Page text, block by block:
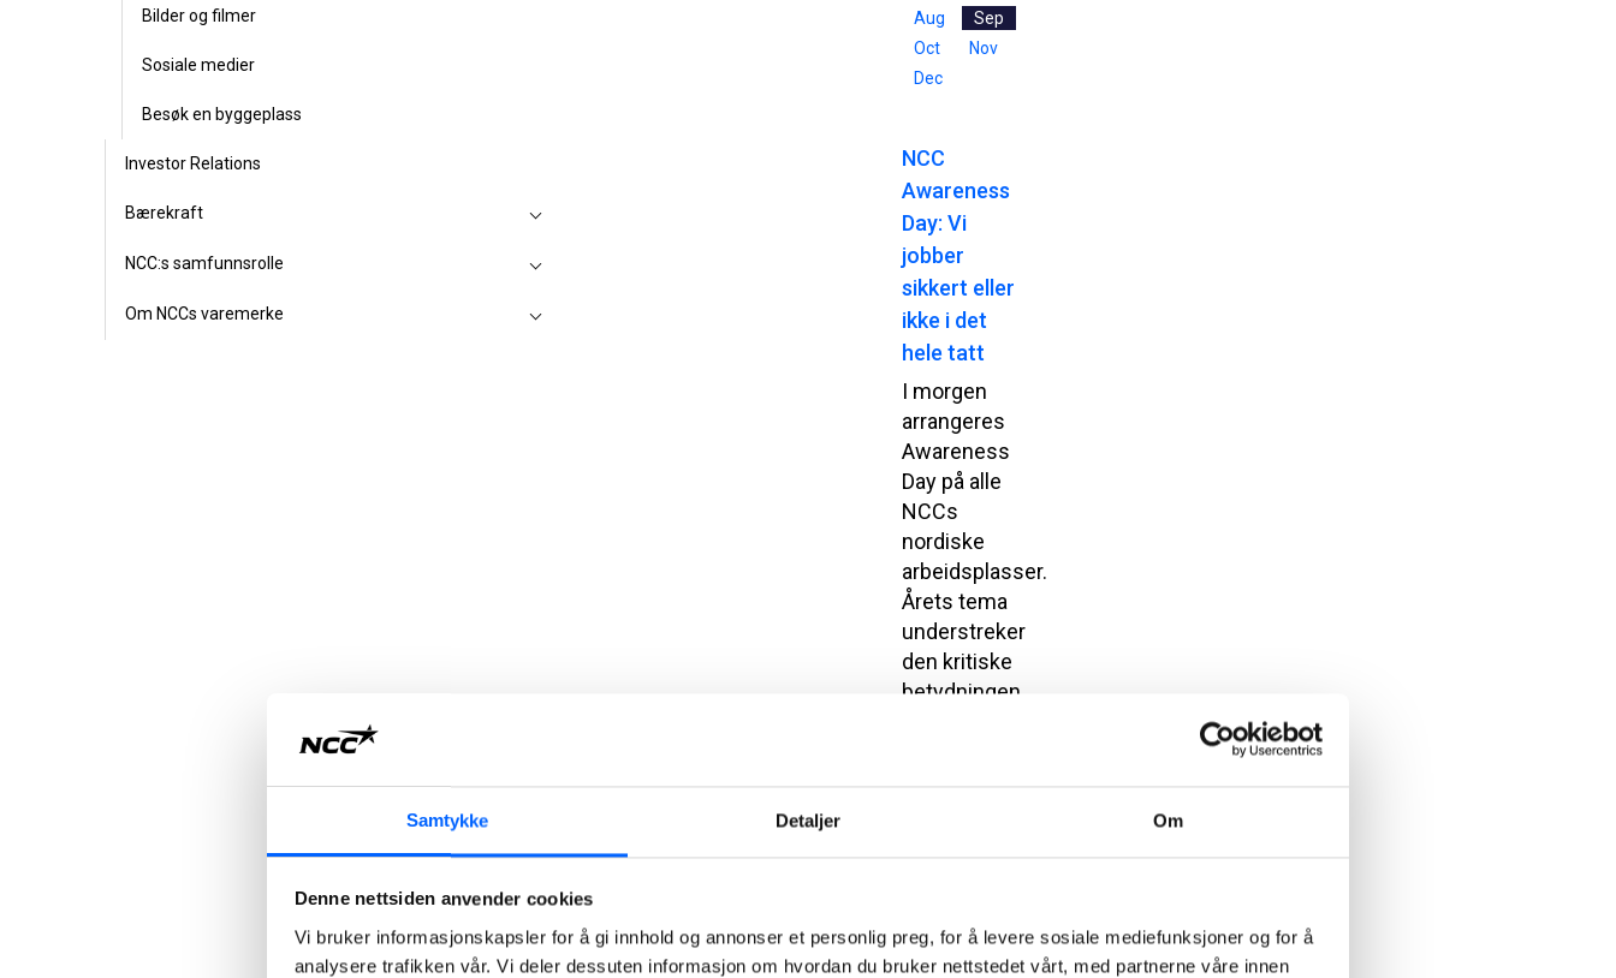
Samtykke Detaljer Om
Denne nettsiden anvender cookies
Vi bruker informasjonskapsler for å gi innhold og annonser et personlig preg, for å levere sosiale mediefunksjoner og for å
analysere trafikken vår. Vi deler dessuten informasjon om hvordan du bruker nettstedet vårt, med partnerne våre innen
Bilder og filmer
Sosiale medier
Besøk en byggeplass
Investor Relations
Bærekraft
NCC:s samfunnsrolle
Om NCCs varemerke
Aug
Sep
Oct
Nov
Dec
NCC
Awareness
Day: Vi
jobber
sikkert eller
ikke i det
hele tatt
I morgen
arrangeres
Awareness
Day på alle
NCCs
nordiske
arbeidsplasser.
Årets tema
understreker
den kritiske
betydningen
og adressere
arbeidsmiljøer:
“Jeg går aldri